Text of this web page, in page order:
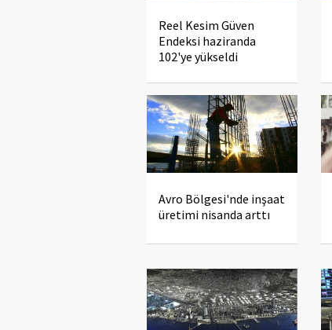
Reel Kesim Güven
Endeksi haziranda
102'ye yükseldi
Avro Bölgesi'nde inşaat
üretimi nisanda arttı